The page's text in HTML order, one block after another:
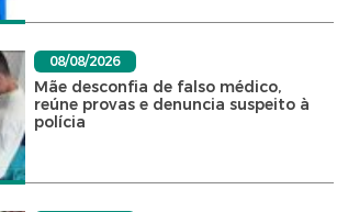
08/08/2026
Mãe desconfia de falso médico,
reúne provas e denuncia suspeito à
polícia